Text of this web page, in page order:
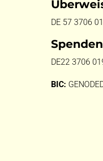
DE 57 3706
Spenden
DE22 3706
BIC: